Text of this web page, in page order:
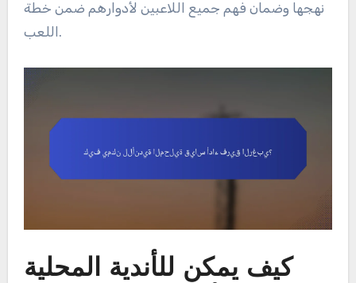
نهجها وضمان فهم جميع اللاعبين لأدوارهم ضمن خطة
اللعب.
كيف يمكن للأندية المحلية